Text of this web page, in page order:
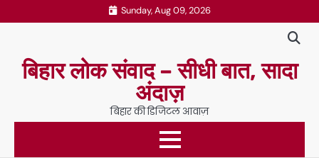
to
Sunday, Aug 09, 2026
बिहार लोक संवाद – सीधी बात, सादा
अंदाज़
बिहार की डिजिटल आवाज़